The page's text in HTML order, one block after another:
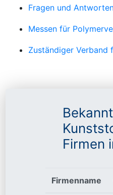
Fragen und
Messen für
Zuständiger Verband
Firmen
Firmenname